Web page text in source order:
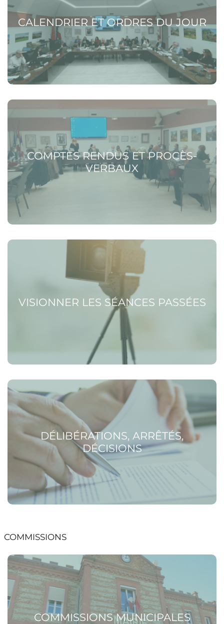
CALENDRIER ET ORDRES DU JOUR
COMPTES RENDUS ET PROCÈS-
VERBAUX
Voir la page Comptes rendus et procès-verbaux
VISIONNER LES SÉANCES PASSÉES
Voir la page Visionner les séances passées
DÉLIBÉRATIONS, ARRÊTÉS,
DÉCISIONS
Voir la page Délibérations, arrêtés, décisions
COMMISSIONS
COMMISSIONS MUNICIPALES
Voir la page Commissions municipales